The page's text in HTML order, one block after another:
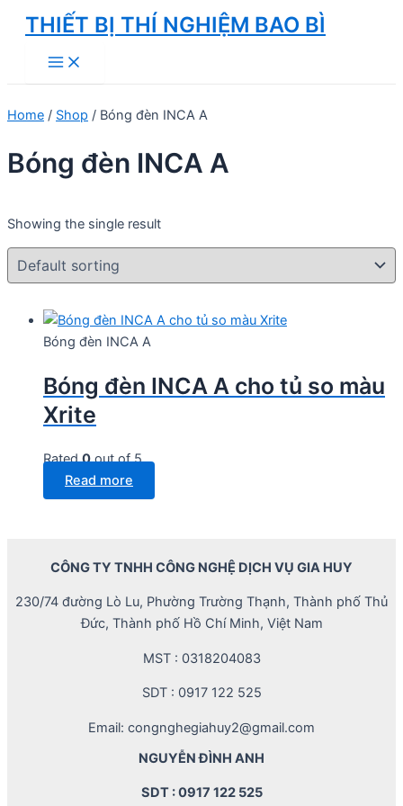
Skip
content
THIẾT BỊ THÍ NGHIỆM BAO BÌ
Main
Menu
Home / Shop / Bóng đèn INCA A
Bóng đèn INCA A
Showing the single result
Bóng đèn INCA A
Bóng đèn INCA A cho tủ so màu
Xrite
Rated0out of 5
Read more
CÔNG TY TNHH CÔNG NGHỆ DỊCH VỤ GIA HUY
230/74 đường Lò Lu, Phường Trường Thạnh, Thành phố Thủ
Đức, Thành phố Hồ Chí Minh, Việt Nam
MST : 0318204083
SDT : 0917 122 525
Email: congnghegiahuy2@gmail.com
NGUYỄN ĐÌNH ANH
SDT : 0917 122 525